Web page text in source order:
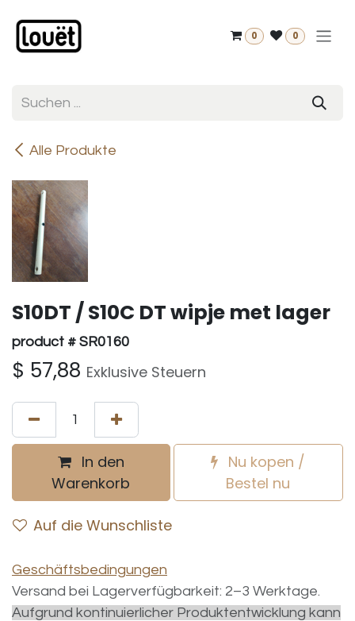
0 0
Alle Produkte
S10DT / S10C DT wipje met lager
product # SR0160
$ 57,88 Exklusive Steuern
In den
Warenkorb
Nu kopen /
Bestel nu
Auf die Wunschliste
Geschäftsbedingungen
Versand bei Lagerverfügbarkeit: 2–3 Werktage.
Aufgrund kontinuierlicher Produktentwicklung kann